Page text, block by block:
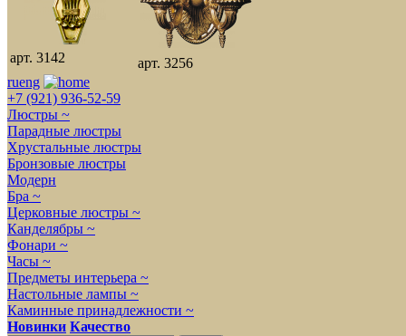
арт. 3142
арт. 3256
rueng
+7 (921) 936-52-59
Люстры ~
Парадные люстры
Хрустальные люстры
Бронзовые люстры
Модерн
Бра ~
Церковные люстры ~
Канделябры ~
Фонари ~
Часы ~
Предметы интерьера ~
Настольные лампы ~
Каминные принадлежности ~
Новинки Качество